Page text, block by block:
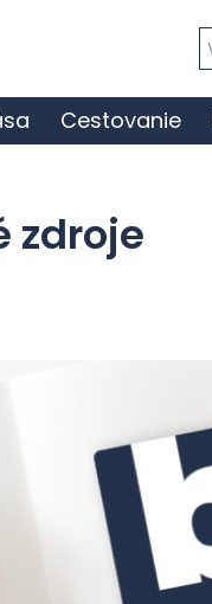
Cestovanie
zdroje